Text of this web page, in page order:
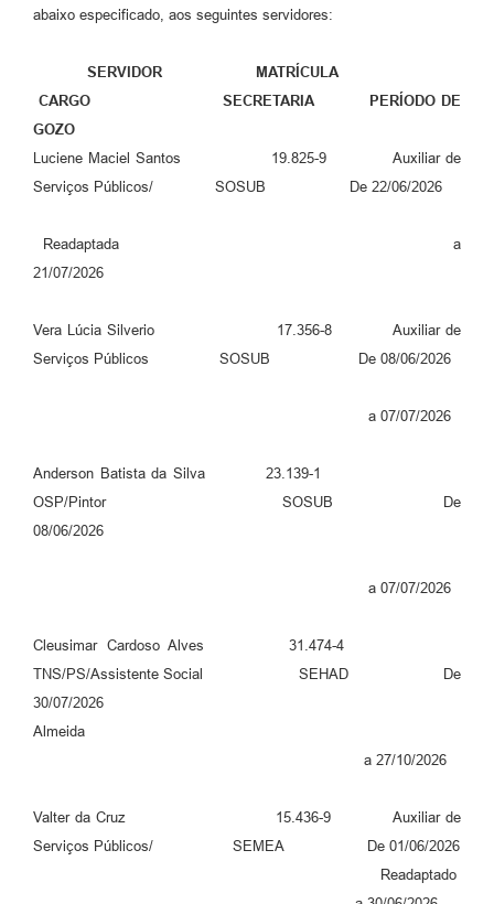
abaixo especificado, aos seguintes servidores:
SERVIDOR MATRÍCULA
CARGO SECRETARIA PERÍODO DE
GOZO
Luciene Maciel Santos 19.825-9 Auxiliar de
Serviços Públicos/ SOSUB De 22/06/2026
Readaptada a
21/07/2026
Vera Lúcia Silverio 17.356-8 Auxiliar de
Serviços Públicos SOSUB De 08/06/2026
a 07/07/2026
Anderson Batista da Silva 23.139-1
OSP/Pintor SOSUB De
08/06/2026
a 07/07/2026
Cleusimar Cardoso Alves 31.474-4
TNS/PS/Assistente Social SEHAD De
30/07/2026
Almeida
a 27/10/2026
Valter da Cruz 15.436-9 Auxiliar de
Serviços Públicos/ SEMEA De 01/06/2026
Readaptado